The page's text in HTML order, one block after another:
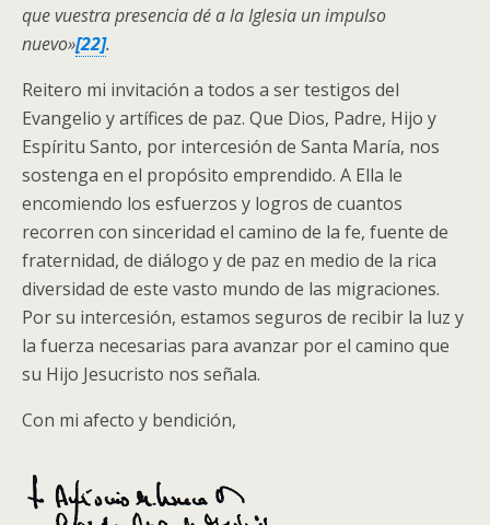
que vuestra presencia dé a la Iglesia un impulso
nuevo»[22].
Reitero mi invitación a todos a ser testigos del
Evangelio y artífices de paz. Que Dios, Padre, Hijo y
Espíritu Santo, por intercesión de Santa María, nos
sostenga en el propósito emprendido. A Ella le
encomiendo los esfuerzos y logros de cuantos
recorren con sinceridad el camino de la fe, fuente de
fraternidad, de diálogo y de paz en medio de la rica
diversidad de este vasto mundo de las migraciones.
Por su intercesión, estamos seguros de recibir la luz y
la fuerza necesarias para avanzar por el camino que
su Hijo Jesucristo nos señala.
Con mi afecto y bendición,